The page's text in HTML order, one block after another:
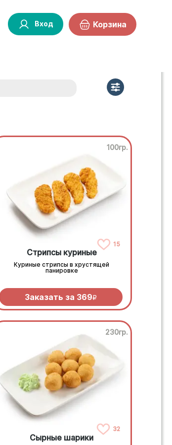
Вход Корзина
100гр.
15
Стрипсы куриные
Куриные стрипсы в хрустящей
панировке
Заказать за 369R
230гр.
32
Сырные шарики